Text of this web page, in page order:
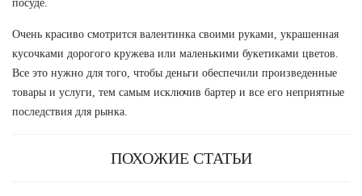
посуде.
Очень красиво смотрится валентинка своими руками, украшенная
кусочками дорогого кружева или маленькими букетиками цветов.
Все это нужно для того, чтобы деньги обеспечили произведенные
товары и услуги, тем самым исключив бартер и все его неприятные
последствия для рынка.
ПОХОЖИЕ СТАТЬИ